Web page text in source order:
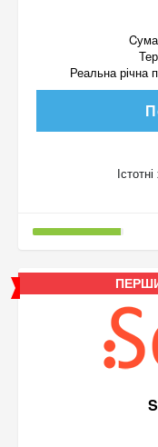
Реальна річна